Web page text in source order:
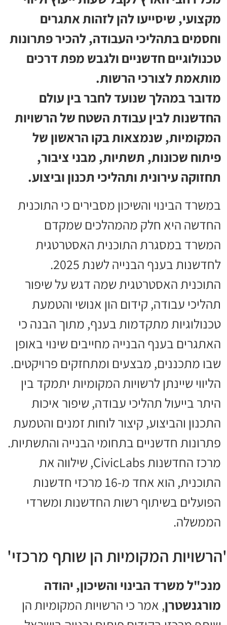
מקצועי, שיסייעו להן לזהות אתגרים
וחסמים בתהליכי העבודה, להכיר פתרונות
טכנולוגיים חדשניים ולגבש מפת דרכים
מותאמת לצורכי הרשות.
מדובר במהלך שנועד לחבר בין עולם
החדשנות לבין עבודת השטח של הרשויות
המקומיות, שנמצאות בקו הראשון של
פיתוח שכונות, תשתיות, מבני ציבור,
תחזוקה עירונית ותהליכי תכנון וביצוע.
במשרד הבינוי והשיכון מסבירים כי התוכנית
החדשה היא חלק מהמהלכים שמקדם
המשרד במסגרת התוכנית האסטרטגית
לחדשנות בענף הבנייה לשנת 2025.
התוכנית האסטרטגית שמה דגש על שיפור
תהליכי עבודה, קידום הון אנושי והטמעת
טכנולוגיות מתקדמות בענף, מתוך הבנה כי
האתגרים בענף הבנייה מחייבים שינוי באופן
שבו מתכננים, מבצעים ומתחזקים פרויקטים.
הליווי שיינתן לרשויות המקומיות יתמקד בין
היתר בייעול תהליכי עבודה, שיפור איכות
התכנון והביצוע, קיצור לוחות זמנים והטמעת
פתרונות חדשניים בתחומי הבנייה והתשתיות.
מרכז החדשנות CivicLabs, שילווה את
התוכנית, הוא אחד מ-16 מרכזי חדשנות
הפועלים בשיתוף רשות החדשנות ומשרדי
הממשלה.
'הרשויות המקומיות הן שותף מרכזי'
מנכ"ל משרד הבינוי והשיכון, יהודה
מורגנשטרן, אמר כי הרשויות המקומיות הן